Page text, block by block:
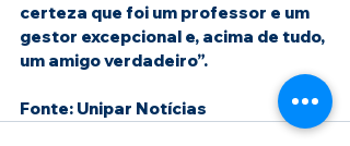
certeza que foi um professor e um
gestor excepcional e, acima de tudo,
um amigo verdadeiro”.
Fonte: Unipar Notícias